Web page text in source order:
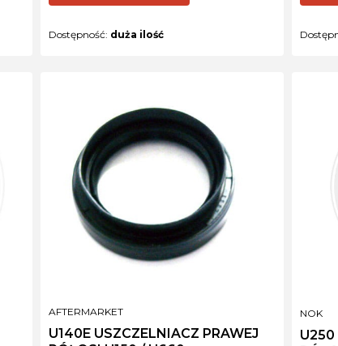
Dostępność: duża ilość
U140E USZCZELNIACZ PRAWEJ
PRODUCENT
AFTERMARKET
U250
NOK